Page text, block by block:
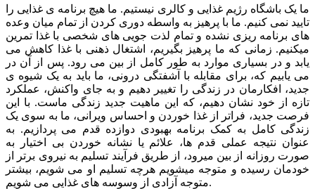
ما یک باشگاه رژیم غذایی و کالری نیستیم. ما هیچ برنامه ی غذایی را
تایید نمی کنیم. ما با پرهیز به واسطه دوری کردن از تمام میان وعده
های برنامه ریزی نشده و تمام لذت جویی های شخصی با غذا تمرین
میکنیم. زمانی که ما پرهیز بگیریم، اشتغال ذهنی با غذا کاهش می
یابد و در بسیاری موارد به طور کامل از بین می رود. پس از آن در
می یابیم که، برای مقابله با آشفتگی درونی، ما باید به یک شیوه ی
جدید، افکارمان در زندگی را تغییر دهیم و به جای واکنش، عملکرد
تازه از خود نشان دهیم، که این ماهیت جدید زندگی ماست. با این
فرصت جدید، فراتر از غذا خوردن و احساس ویرانی، ما به سوی یک
زندگی کامل به کمک برنامه بهبودی دوازده قدم می پردازیم. به
عنوان نتیجه عملی قدم ها، علائم یا نشانه خوردن بی اختیار به
صورت روزانه از بین میرود، از طریق فرآیند تسلیم به نیروی برتر از
خودمان رسیده و متوجه میشویم هرچه تسلیم او می شویم، بیشتر
متوجه آزادی از وسوسه های غذایی می شویم.